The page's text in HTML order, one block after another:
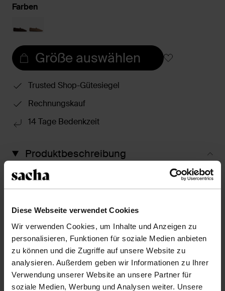
Diese Webseite verwendet Cookies
Wir verwenden Cookies, um Inhalte und Anzeigen zu
personalisieren, Funktionen für soziale Medien anbieten
zu können und die Zugriffe auf unsere Website zu
analysieren. Außerdem geben wir Informationen zu Ihrer
Verwendung unserer Website an unsere Partner für
soziale Medien, Werbung und Analysen weiter. Unsere
Farben
Größe auswählen
Trusted Shop-Gütesiegel
Rechnungskauf
14 Tage Bedenkzeit
Produktbeschreibung
Diese taupefarbenen Veloursleder-Ballerinas haben
einen flachen 1 cm hohen Absatz und ein elastisches
ist aus Veloursleder, die Innenseite ist aus Leder
Produktdetails
Lieferung & Rücksendung